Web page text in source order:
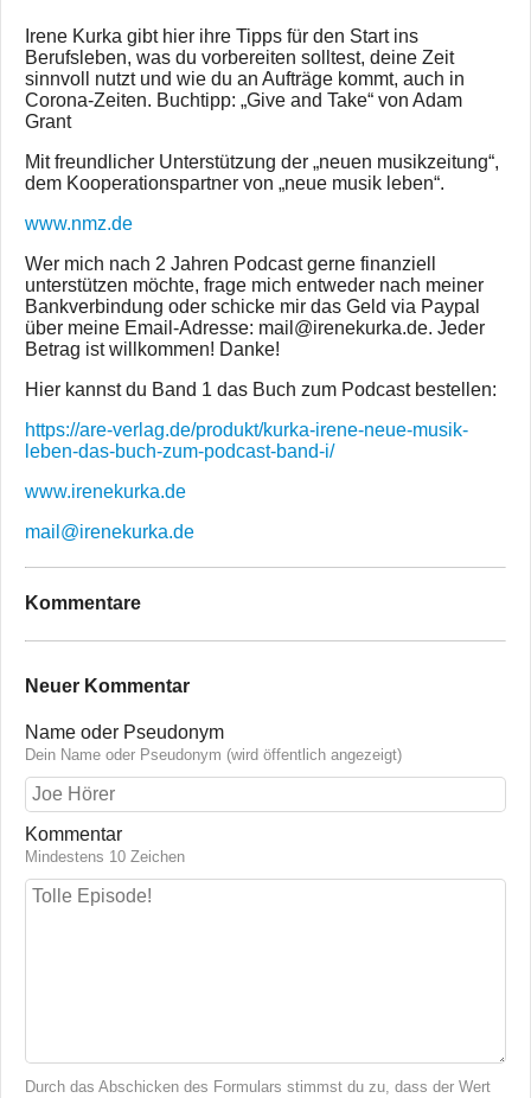
Irene Kurka gibt hier ihre Tipps für den Start ins
Berufsleben, was du vorbereiten solltest, deine Zeit
sinnvoll nutzt und wie du an Aufträge kommt, auch in
Corona-Zeiten. Buchtipp: „Give and Take“ von Adam
Grant
Mit freundlicher Unterstützung der „neuen musikzeitung“,
dem Kooperationspartner von „neue musik leben“.
www.nmz.de
Wer mich nach 2 Jahren Podcast gerne finanziell
unterstützen möchte, frage mich entweder nach meiner
Bankverbindung oder schicke mir das Geld via Paypal
über meine Email-Adresse: mail@irenekurka.de. Jeder
Betrag ist willkommen! Danke!
Hier kannst du Band 1 das Buch zum Podcast bestellen:
https://are-verlag.de/produkt/kurka-irene-neue-musik-
leben-das-buch-zum-podcast-band-i/
www.irenekurka.de
mail@irenekurka.de
Kommentare
Neuer Kommentar
Name oder Pseudonym
Dein Name oder Pseudonym (wird öffentlich angezeigt)
Kommentar
Mindestens 10 Zeichen
Durch das Abschicken des Formulars stimmst du zu, dass der Wert